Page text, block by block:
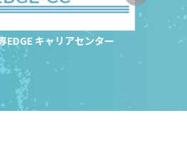
EDGE キャリアセンター